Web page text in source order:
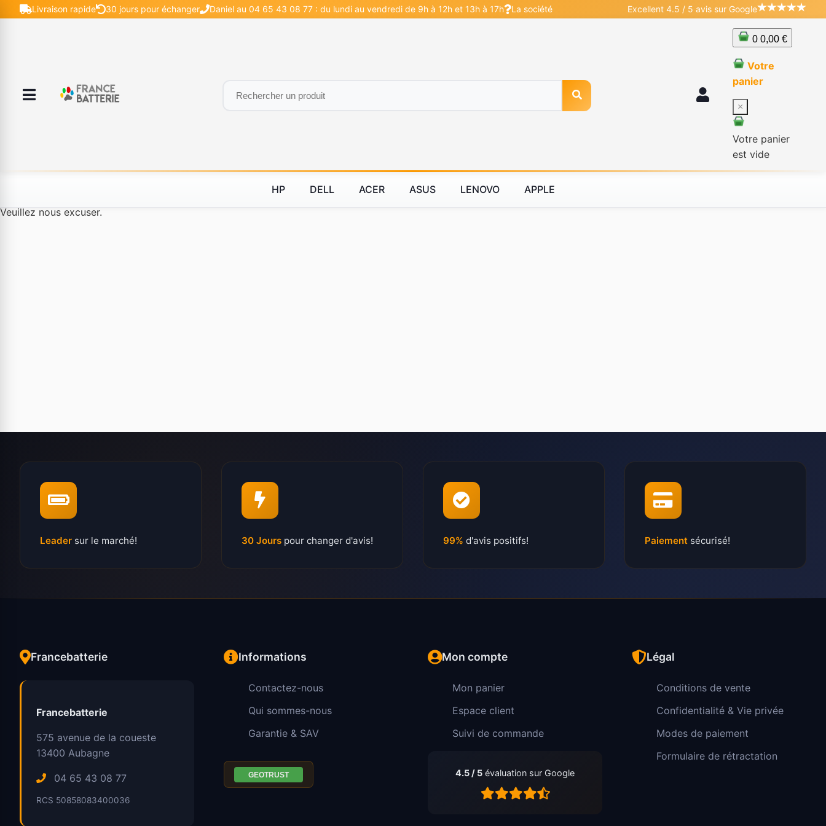
Livraison rapide 30 jours pour échanger Daniel au 04 65 43 08 77 : du lundi au vendredi de 9h à 12h et 13h à 17h La société Excellent 4.5 / 5 avis sur Google
0 0,00 €
Votre
panier
×
Votre panier
est vide
HP DELL ACER ASUS LENOVO APPLE
Veuillez nous excuser.
Leader sur le marché! 30 Jours pour changer d'avis! 99% d'avis positifs! Paiement sécurisé!
Francebatterie
Francebatterie
575 avenue de la coueste
13400 Aubagne
04 65 43 08 77
RCS 50858083400036
Informations
Contactez-nous
Qui sommes-nous
Garantie & SAV
Mon compte
Mon panier
Espace client
Suivi de commande
4.5 / 5 évaluation sur Google
Légal
Conditions de vente
Confidentialité & Vie privée
Modes de paiement
Formulaire de rétractation